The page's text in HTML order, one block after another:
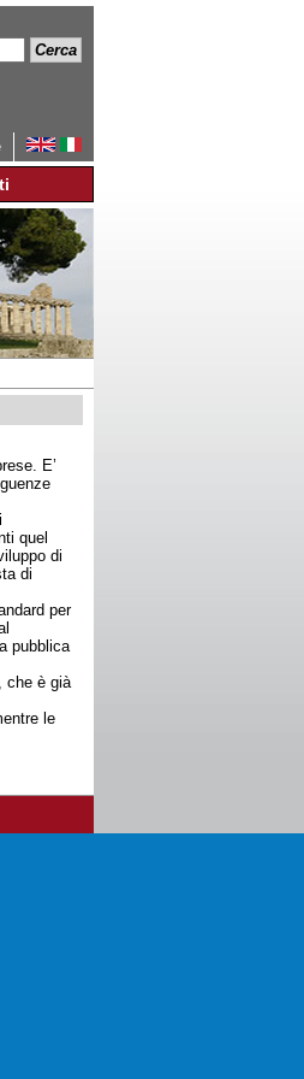
E’
quel
di
di
per
pubblica
che è già
le